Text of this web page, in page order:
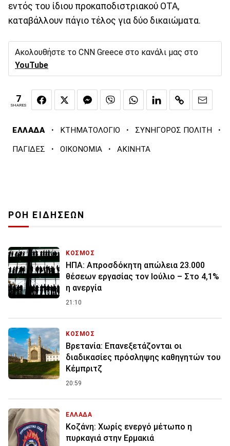
εντός του ίδιου προκαποδιστριακού ΟΤΑ,
καταβάλλουν πάγιο τέλος για δύο δικαιώματα.
Ακολουθήστε το CNN Greece στο κανάλι μας στο
YouTube
7
SHARES
ΕΛΛΑΔΑ · ΚΤΗΜΑΤΟΛΟΓΙΟ · ΣΥΝΗΓΟΡΟΣ ΠΟΛΙΤΗ ·
ΠΑΓΙΔΕΣ · ΟΙΚΟΝΟΜΙΑ · ΑΚΙΝΗΤΑ
ΡΟΗ ΕΙΔΗΣΕΩΝ
ΚΟΣΜΟΣ
ΗΠΑ: Απροσδόκητη απώλεια 23.000
θέσεων εργασίας τον Ιούλιο – Στο 4,1%
η ανεργία
21:10
ΚΟΣΜΟΣ
Βρετανία: Επανεξετάζονται οι
διαδικασίες πρόσληψης καθηγητών του
Κέμπριτζ
20:59
ΕΛΛΑΔΑ
Κοζάνη: Χωρίς ενεργό μέτωπο η
πυρκαγιά στην Ερμακιά